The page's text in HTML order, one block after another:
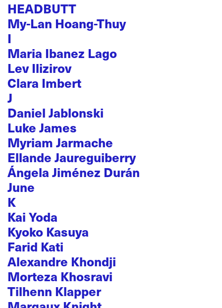
HEADBUTT
My-Lan Hoang-Thuy
I
Maria Ibanez Lago
Lev Ilizirov
Clara Imbert
J
Daniel Jablonski
Luke James
Myriam Jarmache
Ellande Jaureguiberry
Ángela Jiménez Durán
June
K
Kai Yoda
Kyoko Kasuya
Farid Kati
Alexandre Khondji
Morteza Khosravi
Tilhenn Klapper